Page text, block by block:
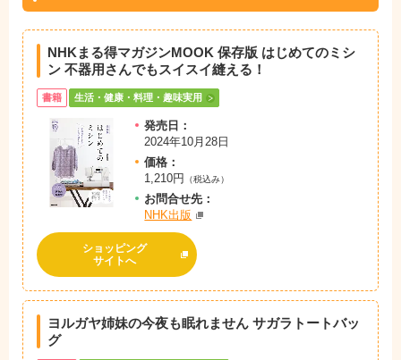
NHKまる得マガジンMOOK 保存版 はじめてのミシ
ン 不器用さんでもスイスイ縫える！
書籍 生活・健康・料理・趣味実用
発売日：
2024年10月28日
価格：
1,210円
（税込み）
お問合せ先：
NHK出版
ショッピング
サイトへ
ヨルガヤ姉妹の今夜も眠れません サガラトートバッ
グ